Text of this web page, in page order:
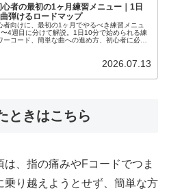
心者の最初の1ヶ月練習メニュー｜1日
弾けるロードマップ
者向けに、最初の1ヶ月でやるべき練習メニュ
4週目に分けて解説。1日10分で始められる練
ーコード、簡単な曲への進め方、初心者に必要
2026.07.13
ときはこちら
、指の痛みやFコードでつま
り越えようとせず、簡単な方